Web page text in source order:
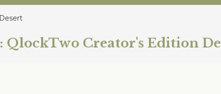
QlockTwo Creator's Edition